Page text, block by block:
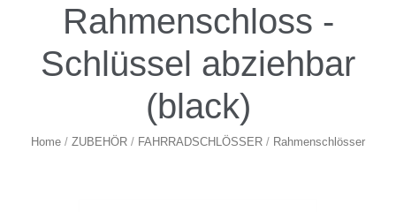
Rahmenschloss -
Schlüssel abziehbar
(black)
Home / ZUBEHÖR / FAHRRADSCHLÖSSER / Rahmenschlösser